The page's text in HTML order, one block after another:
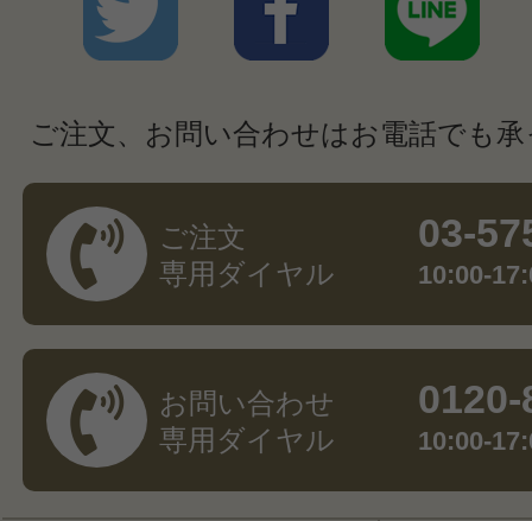
ご注文、お問い合わせはお電話でも
ご注文
専用ダイヤル
03-
10:00-
お問い合わせ
専用ダイヤル
10:00-